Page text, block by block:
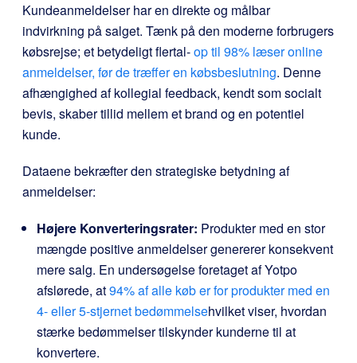
Kundeanmeldelser har en direkte og målbar
indvirkning på salget. Tænk på den moderne forbrugers
købsrejse; et betydeligt flertal-op til 98% læser online
anmeldelser, før de træffer en købsbeslutning. Denne
afhængighed af kollegial feedback, kendt som socialt
bevis, skaber tillid mellem et brand og en potentiel
kunde.
Dataene bekræfter den strategiske betydning af
anmeldelser:
Højere Konverteringsrater: Produkter med en stor
mængde positive anmeldelser genererer konsekvent
mere salg. En undersøgelse foretaget af Yotpo
afslørede, at94% af alle køb er for produkter med en
4- eller 5-stjernet bedømmelsehvilket viser, hvordan
stærke bedømmelser tilskynder kunderne til at
konvertere.